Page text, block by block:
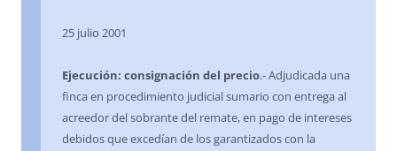
25 julio 2001
Ejecución: consignación del precio.- Adjudicada una
finca en procedimiento judicial sumario con entrega al
acreedor del sobrante del remate, en pago de intereses
debidos que excedían de los garantizados con la